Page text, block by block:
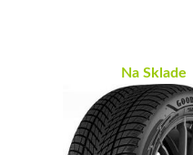
Na Sklade